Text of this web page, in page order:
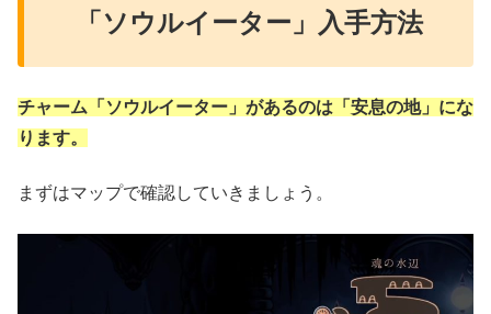
「ソウルイーター」入手方法
チャーム「ソウルイーター」があるのは「安息の地」にな
ります。
まずはマップで確認していきましょう。